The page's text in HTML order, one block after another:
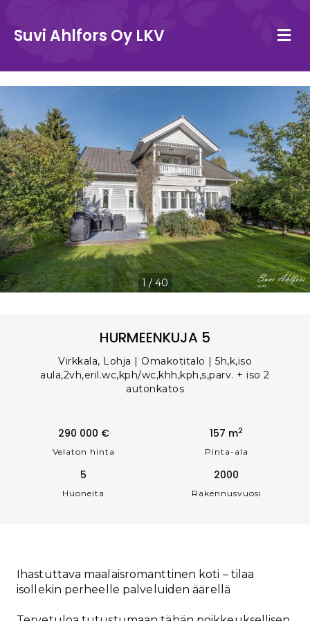
Suvi Ahlfors Oy LKV
1/40
HURMEENKUJA 5
Virkkala, Lohja | Omakotitalo | 5h,k,iso
aula,2vh,eril.wc,kph/wc,khh,kph,s,parv. + iso 2
autonkatos
290 000 €
Velaton hinta
157 m2
Pinta-ala
5
Huoneita
2000
Rakennusvuosi
Ihastuttava maalaisromanttinen koti – tilaa
isollekin perheelle palveluiden äärellä